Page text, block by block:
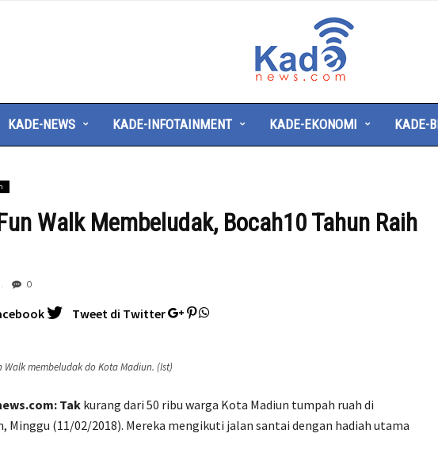
KADE-NEWS KADE-INFOTAINMENT KADE-EKONOMI KADE-
Walk Membeludak, Bocah10 Tahun Raih
0
Tweet di Twitter
Walk membeludak do Kota Madiun. (Ist)
Tak kurang dari 50 ribu warga Kota Madiun tumpah ruah di
Minggu (11/02/2018). Mereka mengikuti jalan santai dengan hadiah utama